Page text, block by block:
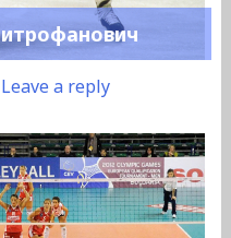
Leave a reply